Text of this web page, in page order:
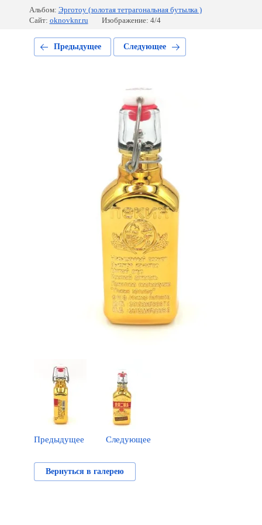
Альбом: Эрготоу (золотая тетрагональная бутылка )
Сайт: oknovknr.ru Изображение: 4/4
Предыдущее Следующее
Предыдущее Следующее
Вернуться в галерею